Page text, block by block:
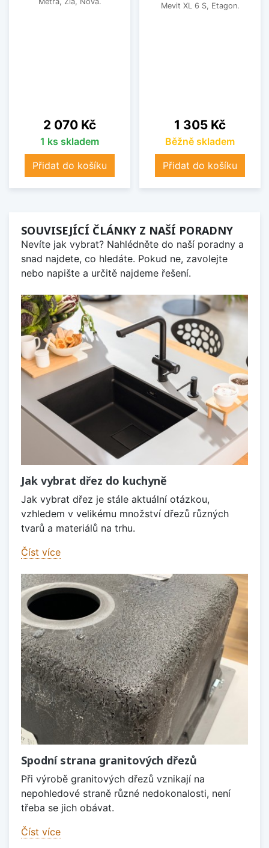
Cena
2 070 Kč
1 ks skladem
Přidat do košíku
Mevit XL 6 S, Etagon.
Cena
1 305 Kč
Běžně skladem
Přidat do košíku
SOUVISEJÍCÍ ČLÁNKY Z NAŠÍ PORADNY
Nevíte jak vybrat? Nahlédněte do naší poradny a
snad najdete, co hledáte. Pokud ne, zavolejte
nebo napište a určitě najdeme řešení.
Jak vybrat dřez do kuchyně
Jak vybrat dřez je stále aktuální otázkou,
vzhledem v velikému množství dřezů různých
tvarů a materiálů na trhu.
Číst více
Spodní strana granitových dřezů
Při výrobě granitových dřezů vznikají na
nepohledové straně různé nedokonalosti, není
třeba se jich obávat.
Číst více